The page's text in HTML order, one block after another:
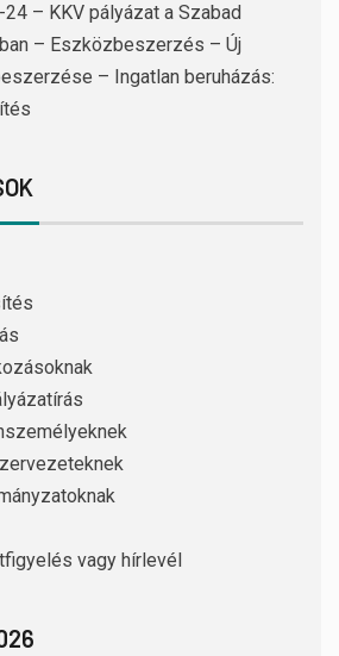
– KKV pályázat a Szabad
– Eszközbeszerzés – Új
– Ingatlan beruházás:
vagy hírlevél